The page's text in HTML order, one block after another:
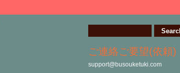
ご連絡ご要望(依頼)
support@busouketuki.com